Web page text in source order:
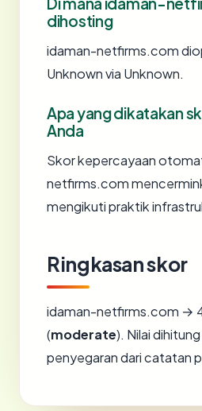
dihosting
idaman-netfirms.com
Unknown via Unknown.
Apa yang dikatakan
Anda
Skor kepercayaan
netfirms.com
mengikuti praktik
Ringkasan skor
idaman-netfirms.com →
(moderate). Nilai
penyegaran dari catatan